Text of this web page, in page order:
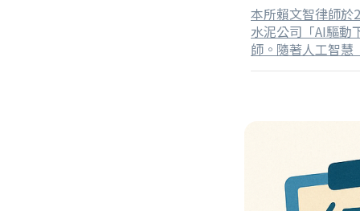
本所賴文智律師
水泥公司「AI驅動
師。隨著人工智慧
前所未有的治理挑